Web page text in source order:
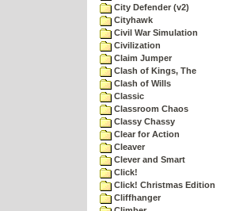
City Defender (v2)
Cityhawk
Civil War Simulation
Civilization
Claim Jumper
Clash of Kings, The
Clash of Wills
Classic
Classroom Chaos
Classy Chassy
Clear for Action
Cleaver
Clever and Smart
Click!
Click! Christmas Edition
Cliffhanger